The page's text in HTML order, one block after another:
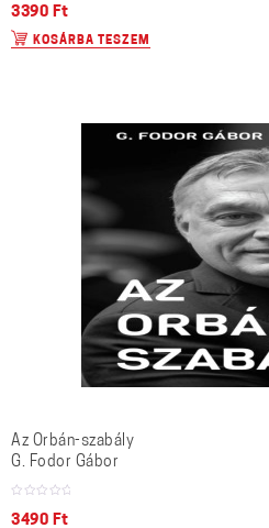
3390 Ft
KOSÁRBA TESZEM
Az Orbán-szabály
G. Fodor Gábor
3490 Ft